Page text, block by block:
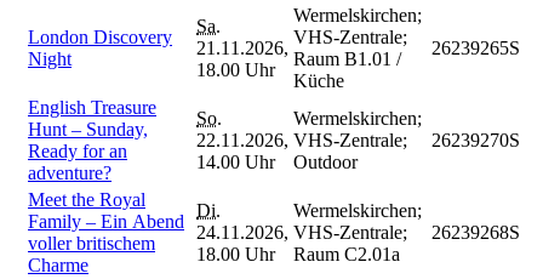
London Discovery
Night
Sa.
21.11.2026,
18.00 Uhr
Wermelskirchen;
VHS-Zentrale;
Raum B1.01 /
Küche
26239265S
English Treasure
Hunt – Sunday,
Ready for an
adventure?
So.
22.11.2026,
14.00 Uhr
Wermelskirchen;
VHS-Zentrale;
Outdoor
26239270S
Meet the Royal
Family – Ein Abend
voller britischem
Charme
Di.
24.11.2026,
18.00 Uhr
Wermelskirchen;
VHS-Zentrale;
Raum C2.01a
26239268S